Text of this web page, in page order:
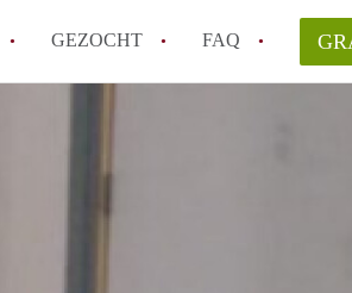
GEZOCHT FAQ
In welke wijken van Rotterdam kan ik het beste